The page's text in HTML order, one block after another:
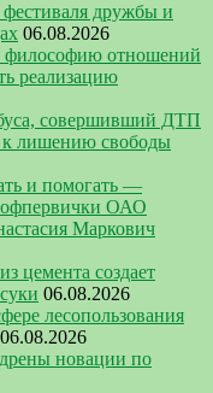
дружбы и
06.08.2026
философию отношений
реализацию
совершивший ДТП
к лишению свободы
и помогать —
ОАО
Маркович
цемента создает
06.08.2026
лесопользования
06.08.2026
новации по